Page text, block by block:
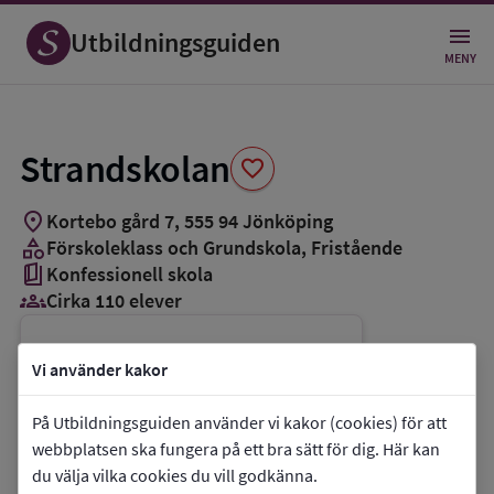
Vi använder kakor
På Utbildningsguiden använder vi kakor (cookies) för att
webbplatsen ska fungera på ett bra sätt för dig. Här kan
du välja vilka cookies du vill godkänna.
Utbildningsguiden MENY
Strandskolan favorite
Spara
som
favorit
location_on Kortebo gård 7, 55594 Jönköping
categoryFörskoleklass och Grundskola, Fristående
book_5 Konfessionell skola
groups_3Cirka 110 elever
Vill du kontakta skolan?
phoneTelefon:036-379514
mailE-post:patrik.lernberg@jks.se
link Webbplats: Strandskolan